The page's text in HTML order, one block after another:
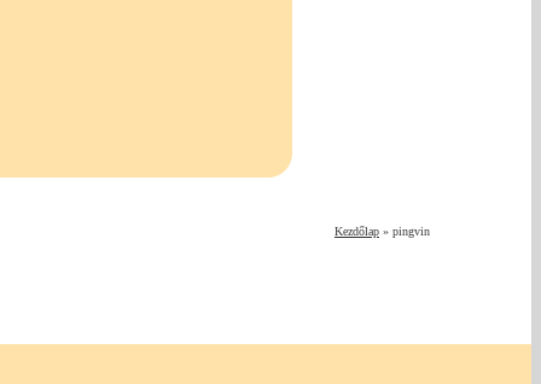
Kezdőlap » pingvin